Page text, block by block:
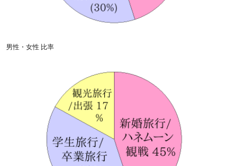
男性・女性 比率